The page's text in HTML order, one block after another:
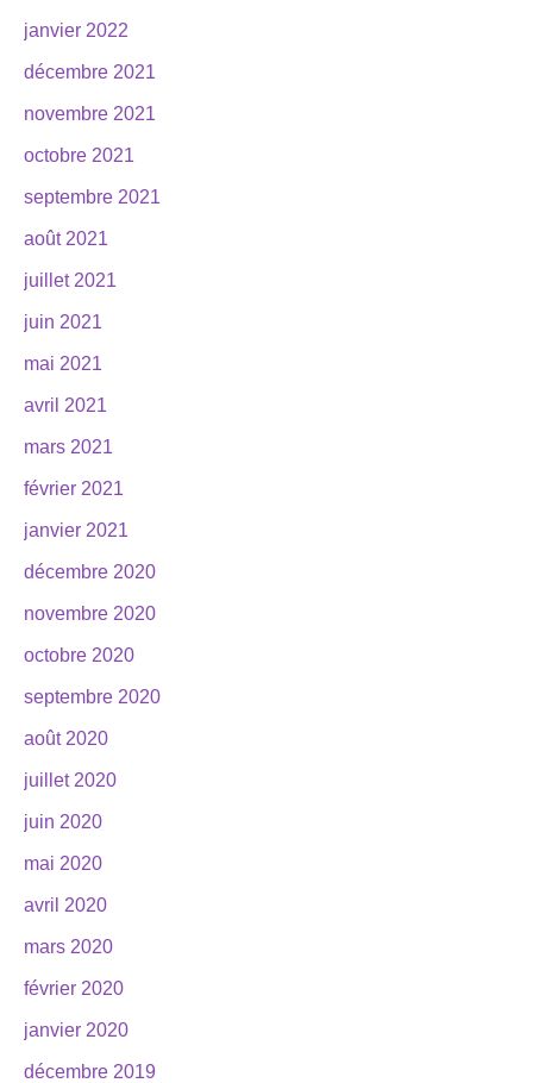
janvier 2022
décembre 2021
novembre 2021
octobre 2021
septembre 2021
août 2021
juillet 2021
juin 2021
mai 2021
avril 2021
mars 2021
février 2021
janvier 2021
décembre 2020
novembre 2020
octobre 2020
septembre 2020
août 2020
juillet 2020
juin 2020
mai 2020
avril 2020
mars 2020
février 2020
janvier 2020
décembre 2019